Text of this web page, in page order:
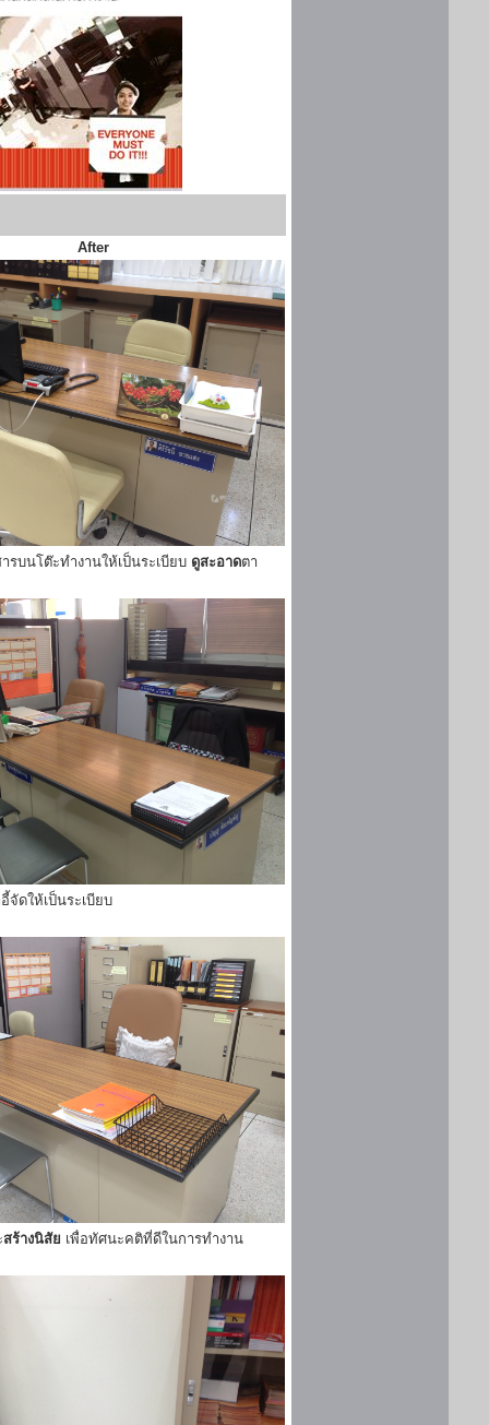
After
ารบนโต๊ะทำงานให้เป็นระเบียบ ดูสะอาดตา
จัดให้เป็นระเบียบ
สร้างนิสัย เพื่อทัศนะคติที่ดีในการทำงาน